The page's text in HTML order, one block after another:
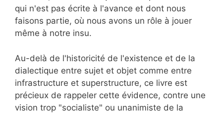
qui n'est pas écrite à l'avance et dont nous
faisons partie, où nous avons un rôle à jouer
même à notre insu.
Au-delà de l'historicité de l'existence et de la
dialectique entre sujet et objet comme entre
infrastructure et superstructure, ce livre est
précieux de rappeler cette évidence, contre une
vision trop "socialiste" ou unanimiste de la